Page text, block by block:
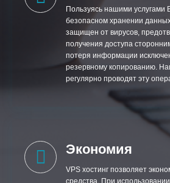
Пользуясь нашими услугами
безопасном хранении
защищен от вирусов,
получения доступа
потеря информации
резервному копированию.
регулярно проводят эту
Экономия
VPS хостинг позволяет
средства. При